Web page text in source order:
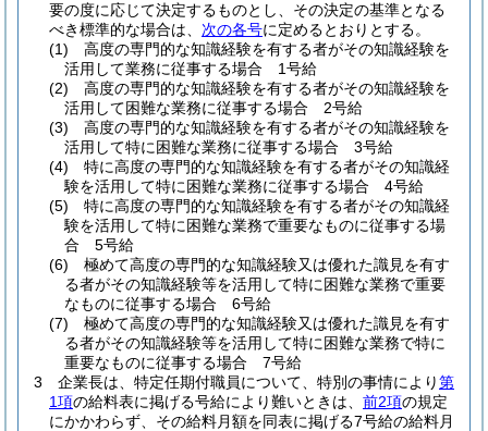
要の度に応じて決定するものとし、その決定の基準となる
べき標準的な場合は、 次の各号に定めるとおりとする。
(1)
高度の専門的な知識経験を有する者がその知識経験を
活用して業務に従事する場合 1号給
(2)
高度の専門的な知識経験を有する者がその知識経験を
活用して困難な業務に従事する場合 2号給
(3)
高度の専門的な知識経験を有する者がその知識経験を
活用して特に困難な業務に従事する場合 3号給
(4)
特に高度の専門的な知識経験を有する者がその知識経
験を活用して特に困難な業務に従事する場合 4号給
(5)
特に高度の専門的な知識経験を有する者がその知識経
験を活用して特に困難な業務で重要なものに従事する場
合 5号給
(6)
極めて高度の専門的な知識経験又は優れた識見を有す
る者がその知識経験等を活用して特に困難な業務で重要
なものに従事する場合 6号給
(7)
極めて高度の専門的な知識経験又は優れた識見を有す
る者がその知識経験等を活用して特に困難な業務で特に
重要なものに従事する場合 7号給
3
企業長は、特定任期付職員について、特別の事情により第
1項の給料表に掲げる号給により難いときは、 前2項の規定
にかかわらず、その給料月額を同表に掲げる7号給の給料月